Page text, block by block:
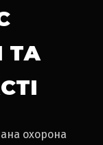
ТА
охорона